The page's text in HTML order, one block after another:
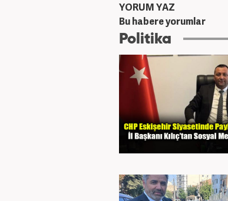
YORUM YAZ
Bu habere yorumlar
Politika